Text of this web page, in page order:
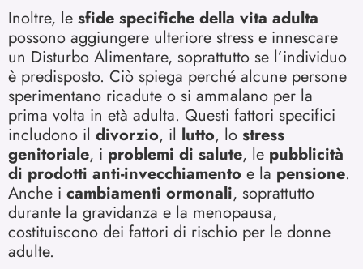
Inoltre, le sfide specifiche della vita adulta
possono aggiungere ulteriore stress e innescare
un Disturbo Alimentare, soprattutto se l’individuo
è predisposto. Ciò spiega perché alcune persone
sperimentano ricadute o si ammalano per la
prima volta in età adulta. Questi fattori specifici
includono il divorzio, il lutto, lo stress
genitoriale, i problemi di salute, le pubblicità
di prodotti anti-invecchiamento e la pensione.
Anche i cambiamenti ormonali, soprattutto
durante la gravidanza e la menopausa,
costituiscono dei fattori di rischio per le donne
adulte.